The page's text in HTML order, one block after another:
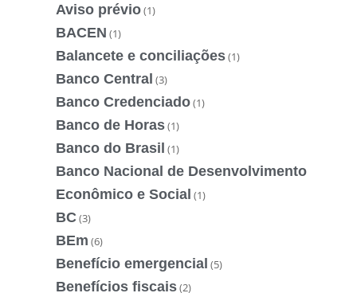
Aviso prévio(1)
BACEN (1)
Balancete e conciliações(1)
Banco Central (3)
Banco Credenciado(1)
Banco de Horas(1)
Banco do Brasil (1)
Banco Nacional de Desenvolvimento
Econômico e Social (1)
BC(3)
BEm (6)
Benefício emergencial (5)
Benefícios fiscais(2)